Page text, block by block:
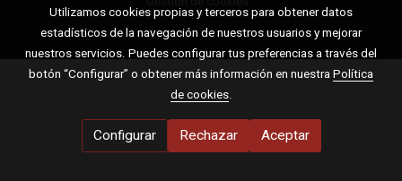
Utilizamos cookies propias y terceros para obtener datos
estadísticos de la navegación de nuestros usuarios y mejorar
nuestros servicios. Puedes configurar tus preferencias a través del
botón “Configurar” o obtener más información en nuestra Política
de cookies.
Configurar Rechazar Aceptar